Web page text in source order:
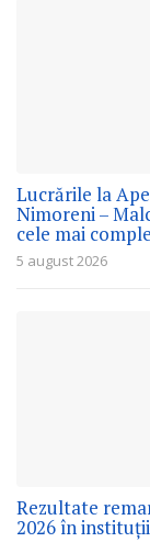
Lucrările la
Nimoreni –
cele mai
5 august 2026
Rezultate
2026 în